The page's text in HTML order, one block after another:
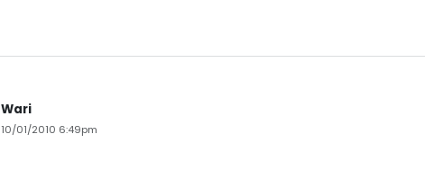
Wari
10/01/2010 6:49pm